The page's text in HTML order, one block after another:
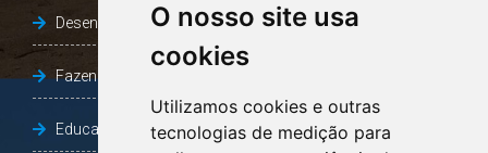
O nosso site usa
cookies
Utilizamos cookies e outras
tecnologias de medição para
Desenvolvimento Social
Fazenda e Desenvolvimento Econômico
Educação